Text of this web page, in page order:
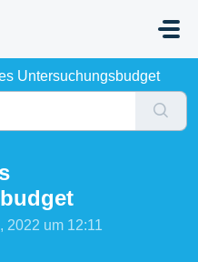
Untersuchungsbudget
2022 um 12:11